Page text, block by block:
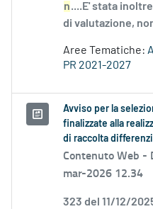
n....E' stata
di valutazione,
Aree Tematiche:
PR 2021-2027
Avviso per la
finalizzate alla
di raccolta
Contenuto Web -
mar-2026 12.34
323 del 11/12/